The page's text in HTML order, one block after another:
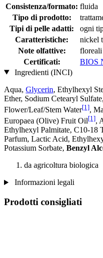
Consistenza/formato: fluida
Tipo di prodotto:
Tipi di pelle adatti:
ogni
Caratteristiche:
nickel
Note olfattive:
floreali
Certificati:
BIOS
Ingredienti (INCI)
Aqua, Glycerin, Ethylhexyl
Ether, Sodium Cetearyl
Flower/Leaf/Stem Water[1],
Europaea (Olive) Fruit Oil[1],
Ethylhexyl Palmitate, C10-18
Parfum, Lactic Acid,
Potassium Sorbate, Benzyl
da agricoltura biologica
Informazioni legali
Prodotti consigliati